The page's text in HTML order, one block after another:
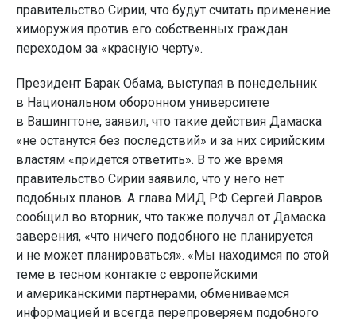
правительство Сирии, что будут считать применение
химоружия против его собственных граждан
переходом за «красную черту».
Президент Барак Обама, выступая в понедельник
в Национальном оборонном университете
в Вашингтоне, заявил, что такие действия Дамаска
«не останутся без последствий» и за них сирийским
властям «придется ответить». В то же время
правительство Сирии заявило, что у него нет
подобных планов. А глава МИД РФ Сергей Лавров
сообщил во вторник, что также получал от Дамаска
заверения, «что ничего подобного не планируется
и не может планироваться». «Мы находимся по этой
теме в тесном контакте с европейскими
и американскими партнерами, обмениваемся
информацией и всегда перепроверяем подобного